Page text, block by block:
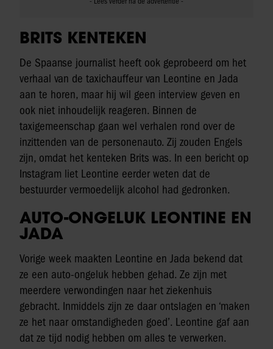
BRITS KENTEKEN
De Spaanse journalist heeft ook geprobeerd om het
verhaal van de taxichauffeur van Leontine en Jada
aan te horen, maar hij wil geen interview geven en
ook niet inhoudelijk reageren. Binnen de
taxigemeenschap gaan wel verhalen rond over de
inzittenden van de personenauto. Zij zouden Engels
zijn, omdat het kenteken Brits was. In een bericht op
Instagram liet Leontine eerder weten dat de
bestuurder vermoedelijk alcohol had gedronken.
AUTO-ONGELUK LEONTINE EN
JADA
Vorige week maakten Leontine en Jada bekend dat
ze een auto-ongeluk hebben gehad. Ze zijn met
meerdere verwondingen naar het ziekenhuis
gebracht. Inmiddels zijn ze daar ontslagen en ‘maken
ze het naar omstandigheden goed’. Leontine gaf aan
dat ze tijd nodig hebben om alles te verwerken.